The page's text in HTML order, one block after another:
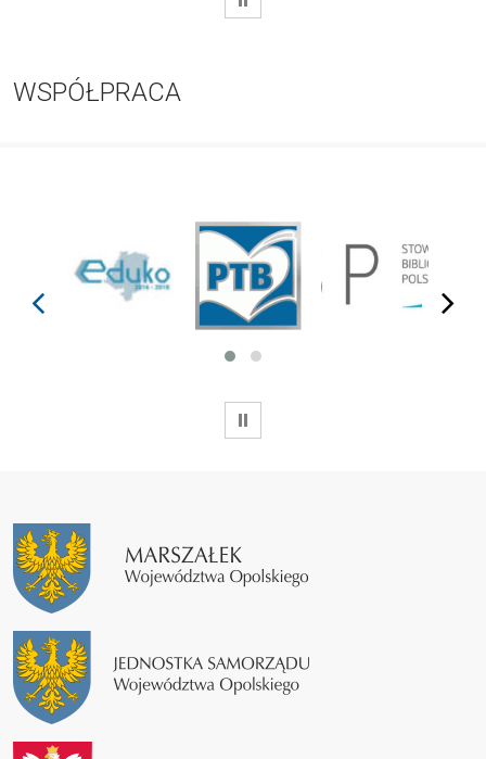
WSPÓŁPRACA
prev next
WSTRZYMAJ